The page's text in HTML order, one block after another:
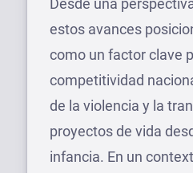
Desde una
estos avances
como un factor clave
competitividad
de la violencia y la
proyectos de vida
infancia. En un